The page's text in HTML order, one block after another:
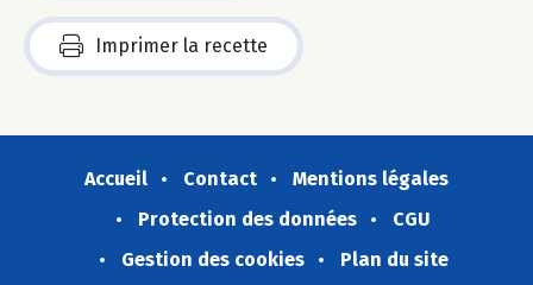
Imprimer la recette
Accueil Contact
Mentions légales
Protection des données
CGU
Gestion des cookies
Plan du site